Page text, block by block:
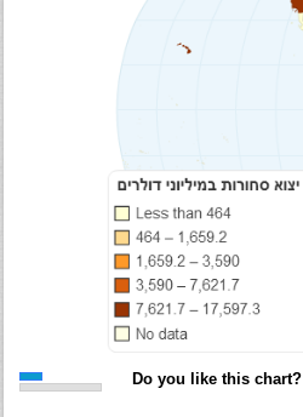
Do you like this chart?